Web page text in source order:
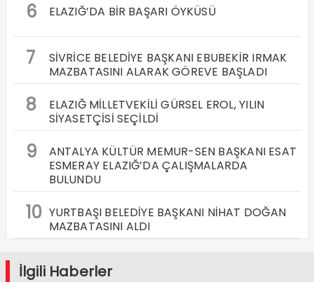
6
ELAZIĞ’DA BİR BAŞARI ÖYKÜSÜ
7
SİVRİCE BELEDİYE BAŞKANI EBUBEKİR IRMAK
MAZBATASINI ALARAK GÖREVE BAŞLADI
8
ELAZIĞ MİLLETVEKİLİ GÜRSEL EROL, YILIN
SİYASETÇİSİ SEÇİLDİ
9
ANTALYA KÜLTÜR MEMUR-SEN BAŞKANI ESAT
ESMERAY ELAZIĞ’DA ÇALIŞMALARDA
BULUNDU
10 YURTBAŞI BELEDİYE BAŞKANI NİHAT DOĞAN
MAZBATASINI ALDI
İlgili Haberler